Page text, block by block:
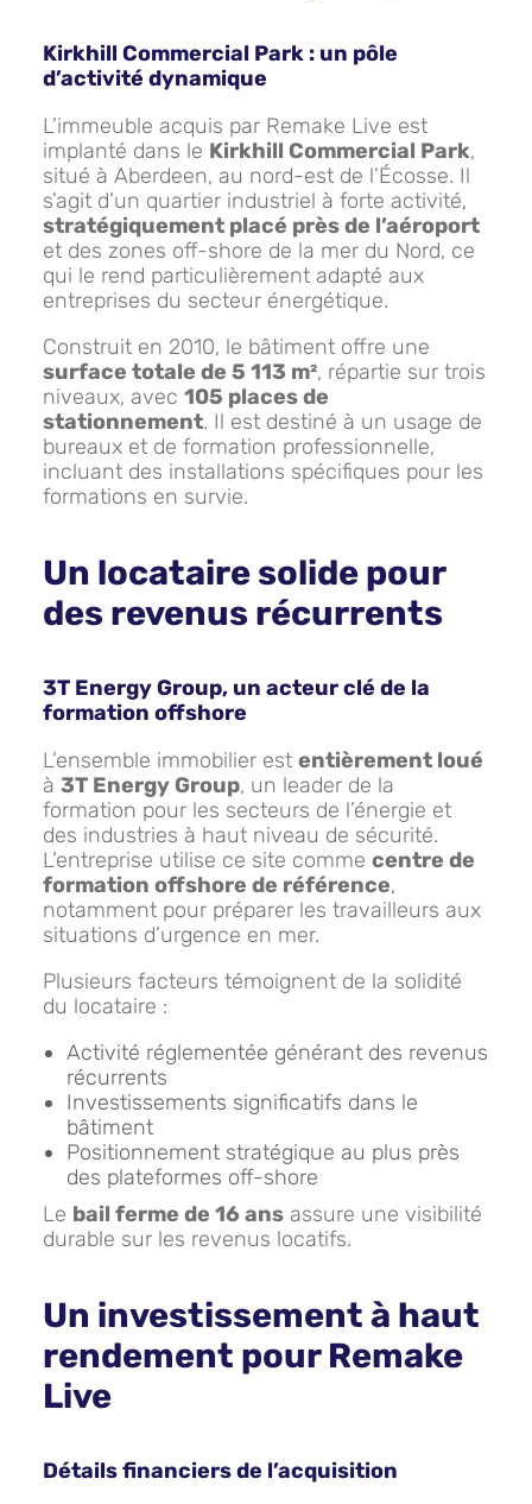
Kirkhill Commercial Park : un pôle
d’activité dynamique
L’immeuble acquis par Remake Live est
implanté dans le Kirkhill Commercial Park,
situé à Aberdeen, au nord-est de l’Écosse. Il
s’agit d’un quartier industriel à forte activité,
stratégiquement placé près de l’aéroport
et des zones off-shore de la mer du Nord, ce
qui le rend particulièrement adapté aux
entreprises du secteur énergétique.
Construit en 2010, le bâtiment offre une
surface totale de 5 113 m², répartie sur trois
niveaux, avec 105 places de
stationnement. Il est destiné à un usage de
bureaux et de formation professionnelle,
incluant des installations spécifiques pour les
formations en survie.
Un locataire solide pour
des revenus récurrents
3T Energy Group, un acteur clé de la
formation offshore
L’ensemble immobilier est entièrement loué
à 3T Energy Group, un leader de la
formation pour les secteurs de l’énergie et
des industries à haut niveau de sécurité.
L’entreprise utilise ce site comme centre de
formation offshore de référence,
notamment pour préparer les travailleurs aux
situations d’urgence en mer.
Plusieurs facteurs témoignent de la solidité
du locataire :
Activité réglementée générant des revenus
récurrents
Investissements significatifs dans le
bâtiment
Positionnement stratégique au plus près
des plateformes off-shore
Le bail ferme de 16 ans assure une visibilité
durable sur les revenus locatifs.
Un investissement à haut
rendement pour Remake
Live
Détails financiers de l’acquisition